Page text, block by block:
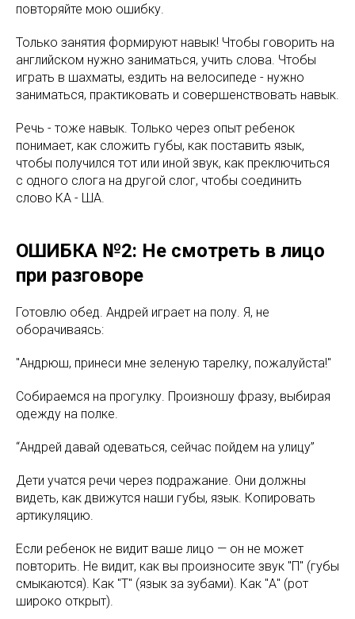
повторяйте мою ошибку.
Только занятия формируют навык! Чтобы говорить на
английском нужно заниматься, учить слова. Чтобы
играть в шахматы, ездить на велосипеде - нужно
заниматься, практиковать и совершенствовать навык.
Речь - тоже навык. Только через опыт ребенок
понимает, как сложить губы, как поставить язык,
чтобы получился тот или иной звук, как преключиться
с одного слога на другой слог, чтобы соединить
слово КА - ША.
ОШИБКА №2: Не смотреть в лицо
при разговоре
Готовлю обед. Андрей играет на полу. Я, не
оборачиваясь:
"Андрюш, принеси мне зеленую тарелку, пожалуйста!"
Собираемся на прогулку. Произношу фразу, выбирая
одежду на полке.
“Андрей давай одеваться, сейчас пойдем на улицу”
Дети учатся речи через подражание. Они должны
видеть, как движутся наши губы, язык. Копировать
артикуляцию.
Если ребенок не видит ваше лицо — он не может
повторить. Не видит, как вы произносите звук "П" (губы
смыкаются). Как "Т" (язык за зубами). Как "А" (рот
широко открыт).